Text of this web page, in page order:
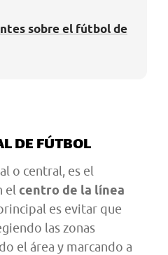
sobre el fútbol de
DE FÚTBOL
o central, es el
el centro de la línea
es evitar que
las zonas
el área y marcando a